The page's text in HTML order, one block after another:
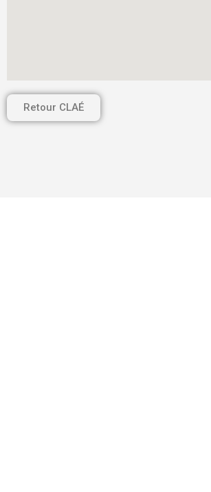
Retour CLAÉ